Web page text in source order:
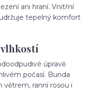
ani hraní. Vnitřní
tepelný komfort
úpravě
počasí. Bunda
větrem, ranní rosou i